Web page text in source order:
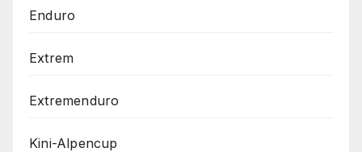
Enduro
Extrem
Extremenduro
Kini-Alpencup